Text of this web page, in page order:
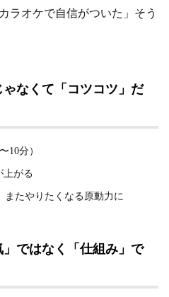
ラオケで自信がついた」そう
なくて「コツコツ」だ
10分）
上がる
たやりたくなる原動力に
ではなく「仕組み」で